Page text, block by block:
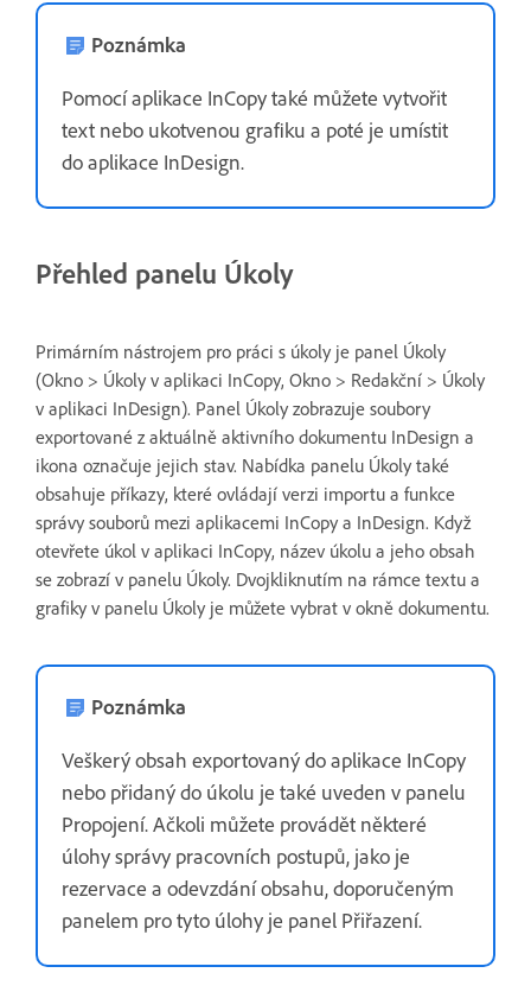
Poznámka
Pomocí aplikace InCopy také můžete vytvořit
text nebo ukotvenou grafiku a poté je umístit
do aplikace InDesign.
Přehled panelu Úkoly
Primárním nástrojem pro práci s úkoly je panel Úkoly
(Okno > Úkoly v aplikaci InCopy, Okno > Redakční > Úkoly
v aplikaci InDesign). Panel Úkoly zobrazuje soubory
exportované z aktuálně aktivního dokumentu InDesign a
ikona označuje jejich stav. Nabídka panelu Úkoly také
obsahuje příkazy, které ovládají verzi importu a funkce
správy souborů mezi aplikacemi InCopy a InDesign. Když
otevřete úkol v aplikaci InCopy, název úkolu a jeho obsah
se zobrazí v panelu Úkoly. Dvojkliknutím na rámce textu a
grafiky v panelu Úkoly je můžete vybrat v okně dokumentu.
Poznámka
Veškerý obsah exportovaný do aplikace InCopy
nebo přidaný do úkolu je také uveden v panelu
Propojení. Ačkoli můžete provádět některé
úlohy správy pracovních postupů, jako je
rezervace a odevzdání obsahu, doporučeným
panelem pro tyto úlohy je panel Přiřazení.